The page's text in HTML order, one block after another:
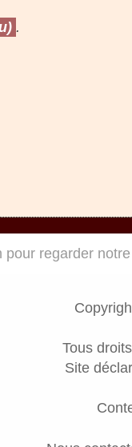
.
pour regarder
Tous
Site